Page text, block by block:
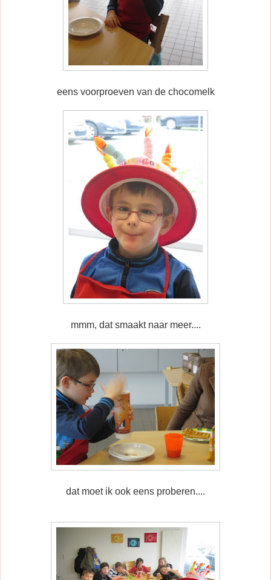
eens voorproeven van de chocomelk
mmm, dat smaakt naar meer....
dat moet ik ook eens proberen....